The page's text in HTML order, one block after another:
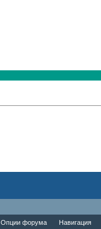
Опции форума Навигация